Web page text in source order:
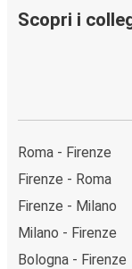
Scopri i
Roma - Firenze
Firenze - Roma
Firenze - Milano
Milano - Firenze
Bologna - Firenze